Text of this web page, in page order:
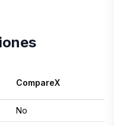
CompareX
No